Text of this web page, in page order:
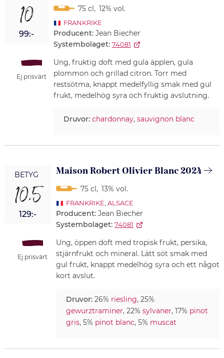
10
99:-
Ej prisvärt
75 cl, 12% vol.
FRANKRIKE
Producent: Jean Biecher
Systembolaget: 74081
Ung, fruktig doft med gula äpplen, gula
plommon och grillad citron. Torr med
restsötma, knappt medelfyllig smak med gul
frukt, medelhög syra och fruktig avslutning.
Druvor: chardonnay, sauvignon blanc
BETYG
10,5
129:-
Ej prisvärt
Maison Robert Olivier Blanc 2024
75 cl, 13% vol.
FRANKRIKE ALSACE
Producent: Jean Biecher
Systembolaget: 74081
Ung, öppen doft med tropisk frukt, persika,
stjärnfrukt och mineral. Lätt söt smak med
gul frukt, knappt medelhög syra och ett något
kort avslut.
Druvor:26% riesling, 25%
gewurztraminer, 22% sylvaner, 17% pinot
gris, 5% pinot blanc, 5% muscat